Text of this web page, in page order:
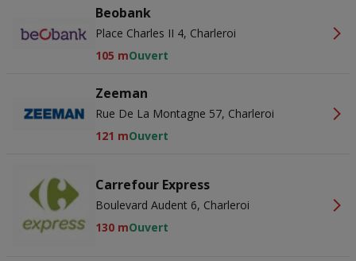
Beobank
Place Charles II 4, Charleroi
105 mOuvert
Zeeman
Rue De La Montagne 57, Charleroi
121 mOuvert
Carrefour Express
Boulevard Audent 6, Charleroi
130 mOuvert